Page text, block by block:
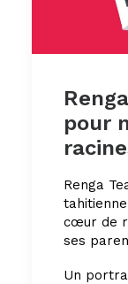
pour
Renga
cœur de
ses
Un